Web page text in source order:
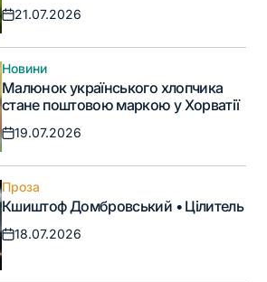
Дата
21.07.2026
Опублікувати
у
Новини
Малюнок українського хлопчика
стане поштовою маркою у Хорватії
Дата
19.07.2026
Опублікувати
у
Проза
Кшиштоф Домбровський • Цілитель
Дата
запису
18.07.2026